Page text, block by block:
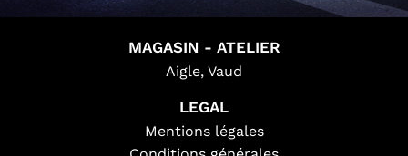
MAGASIN - ATELIER
Aigle, Vaud
LEGAL
Mentions légales